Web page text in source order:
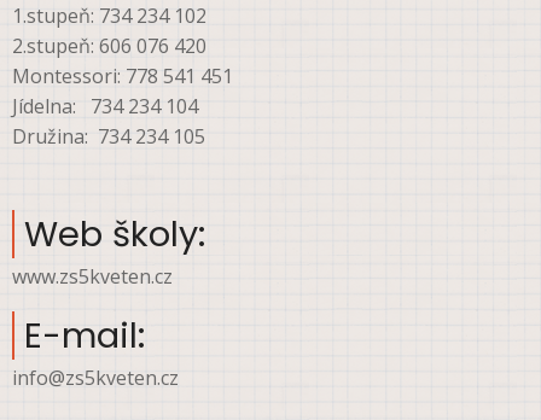
1.stupeň: 734 234 102
2.stupeň: 606 076 420
Montessori: 778 541 451
Jídelna: 734 234 104
Družina: 734 234 105
Web školy:
www.zs5kveten.cz
E-mail:
info@zs5kveten.cz